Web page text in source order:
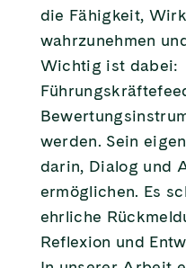
die Fähigkeit,
wahrzunehmen
Wichtig ist dabei:
werden. Sein
darin, Dialog und
ermöglichen. Es
ehrliche
Reflexion und